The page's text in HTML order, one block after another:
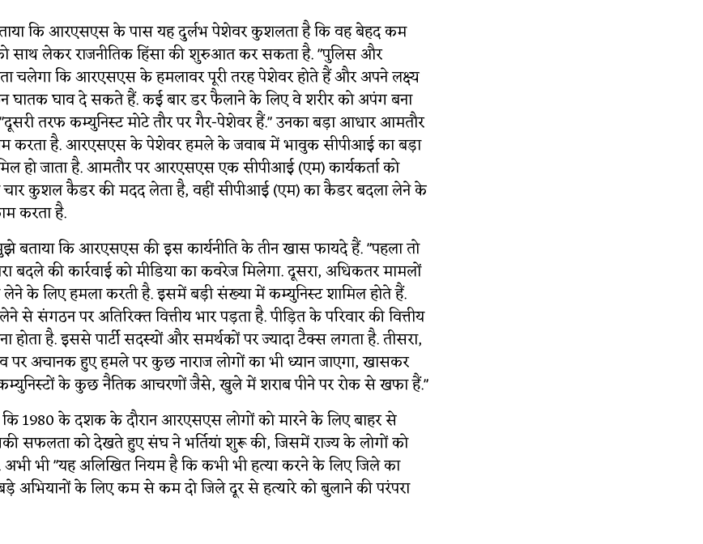
कि आरएसएस के पास यह दुर्लभ पेशेवर कुशलता है कि वह बेहद कम
साथ लेकर राजनीतिक हिंसा की शुरुआत कर सकता है. "पुलिस और
चलेगा कि आरएसएस के हमलावर पूरी तरह पेशेवर होते हैं और अपने लक्ष्य
घाव दे सकते हैं. कई बार डर फैलाने के लिए वे शरीर को अपंग बना
तरफ कम्युनिस्ट मोटे तौर पर गैर-पेशेवर हैं." उनका बड़ा आधार आमतौर
करता है. आरएसएस के पेशेवर हमले के जवाब में भावुक सीपीआई का बड़ा
हो जाता है. आमतौर पर आरएसएस एक सीपीआई (एम) कार्यकर्ता को
चार कुशल कैडर की मदद लेता है, वहीं सीपीआई (एम) का कैडर बदला लेने के
करता है.
बताया कि आरएसएस की इस कार्यनीति के तीन खास फायदे हैं. "पहला तो
बदले की कार्रवाई को मीडिया का कवरेज मिलेगा. दूसरा, अधिकतर मामलों
के लिए हमला करती है. इसमें बड़ी संख्या में कम्युनिस्ट शामिल होते हैं.
से संगठन पर अतिरिक्त वित्तीय भार पड़ता है. पीड़ित के परिवार की वित्तीय
होता है. इससे पार्टी सदस्यों और समर्थकों पर ज्यादा टैक्स लगता है. तीसरा,
पर अचानक हुए हमले पर कुछ नाराज लोगों का भी ध्यान जाएगा, खासकर
के कुछ नैतिक आचरणों जैसे, खुले में शराब पीने पर रोक से खफा हैं."
कि 1980 के दशक के दौरान आरएसएस लोगों को मारने के लिए बाहर से
सफलता को देखते हुए संघ ने भर्तियां शुरू की, जिसमें राज्य के लोगों को
अभी भी "यह अलिखित नियम है कि कभी भी हत्या करने के लिए जिले का
अभियानों के लिए कम से कम दो जिले दूर से हत्यारे को बुलाने की परंपरा